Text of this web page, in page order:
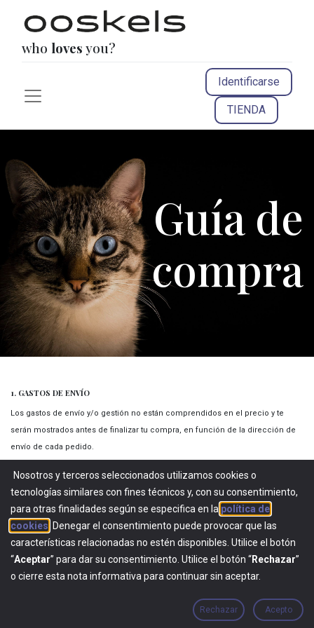
who loves you?
Identificarse
TIENDA
Guía de
compra
1. GASTOS DE ENVÍO
Los gastos de envío y/o gestión no están comprendidos en el precio y te
serán mostrados antes de finalizar tu compra, en función de la dirección de
envío de cada pedido.
Tabla de Gastos de envío y plazos:
Zona Coste de envío
España peninsular 3,90 €-GR​ATISa
Nosotros y terceros seleccionados utilizamos cookies o
tecnologías similares con fines técnicos y, con su consentimiento,
para otras finalidades según se especifica en la política de
cookies . Denegar el consentimiento puede provocar que las
características relacionadas no estén disponibles. Utilice el botón
“Aceptar” para dar su consentimiento. Utilice el botón “Rechazar”
o cierre esta nota informativa para continuar sin aceptar.
Rechazar Acepto